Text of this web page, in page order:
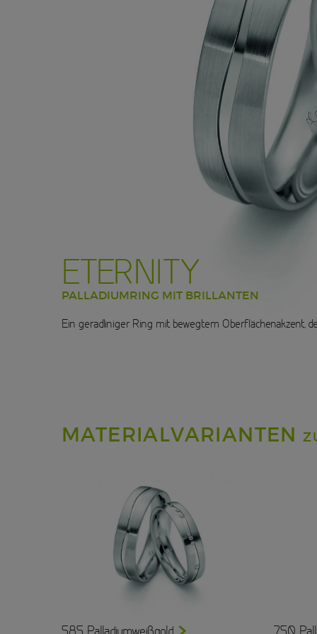
ETERNITY
PALLADIUMRING MIT BRILLANTEN
Ein geradliniger Ring mit bewegtem Oberflächenakzent,
MATERIALVARIANTEN
585 Palladiumweißgold 750